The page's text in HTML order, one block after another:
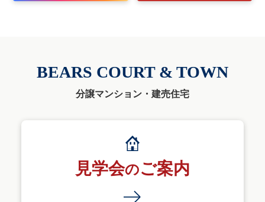
BEARS COURT & TOWN
分譲マンション・建売住宅
見学会のご案内